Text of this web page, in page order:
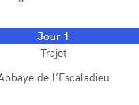
Jour 1
Trajet
de l’Escaladieu